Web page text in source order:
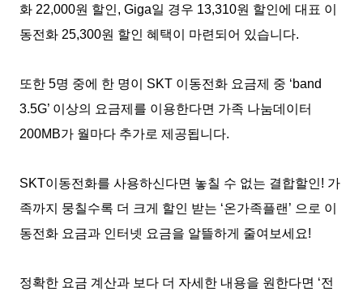
화 22,000원 할인, Giga일 경우 13,310원 할인에 대표 이
동전화 25,300원 할인 혜택이 마련되어 있습니다.
또한 5명 중에 한 명이 SKT 이동전화 요금제 중 ‘band
3.5G’ 이상의 요금제를 이용한다면 가족 나눔데이터
200MB가 월마다 추가로 제공됩니다.
SKT이동전화를 사용하신다면 놓칠 수 없는 결합할인! 가
족까지 뭉칠수록 더 크게 할인 받는 ‘온가족플랜’ 으로 이
동전화 요금과 인터넷 요금을 알뜰하게 줄여보세요!
정확한 요금 계산과 보다 더 자세한 내용을 원한다면 ‘전